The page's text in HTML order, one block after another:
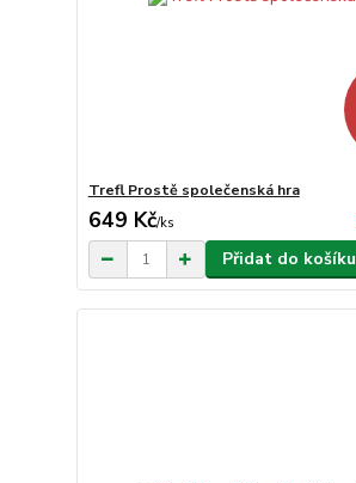
Trefl Prostě společenská hra
649 Kč/ks
Přidat do košíku